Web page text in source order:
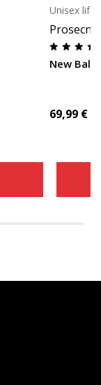
New
Unisex
69,99 €